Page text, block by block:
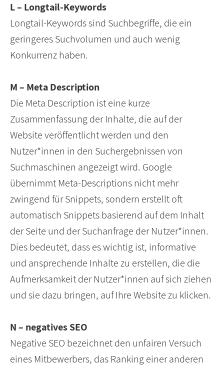
L – Longtail-Keywords
Longtail-Keywords sind Suchbegriffe, die ein
geringeres Suchvolumen und auch wenig
Konkurrenz haben.
M – Meta Description
Die Meta Description ist eine kurze
Zusammenfassung der Inhalte, die auf der
Website veröffentlicht werden und den
Nutzer*innen in den Suchergebnissen von
Suchmaschinen angezeigt wird. Google
übernimmt Meta-Descriptions nicht mehr
zwingend für Snippets, sondern erstellt oft
automatisch Snippets basierend auf dem Inhalt
der Seite und der Suchanfrage der Nutzer*innen.
Dies bedeutet, dass es wichtig ist, informative
und ansprechende Inhalte zu erstellen, die die
Aufmerksamkeit der Nutzer*innen auf sich ziehen
und sie dazu bringen, auf Ihre Website zu klicken.
N – negatives SEO
Negative SEO bezeichnet den unfairen Versuch
eines Mitbewerbers, das Ranking einer anderen